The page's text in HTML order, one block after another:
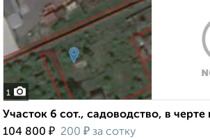
1
Участок 6 сот., садоводство, в черте
104 800 ₽ 200 ₽ за сотку